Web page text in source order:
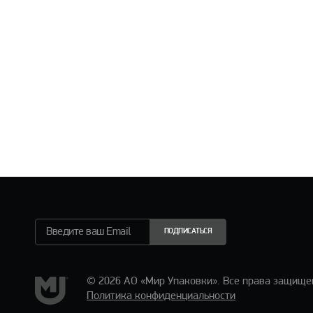
ПОДПИСАТЬСЯ
© 2026 АО «Мир Упаковки». Все права
Политика конфиденциальности